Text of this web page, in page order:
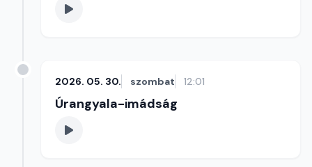
2026. 05. 30. szombat 12:01
Úrangyala-imádság